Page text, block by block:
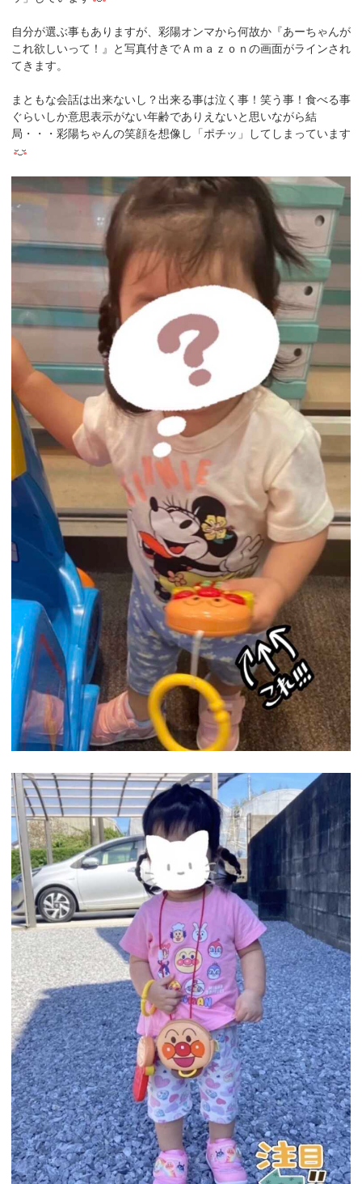
自分が選ぶ事もありますが、彩陽オンマから何故か『あーちゃんが
これ欲しいって！』と写真付きでＡｍａｚｏｎの画面がラインされ
てきます。
まともな会話は出来ないし？出来る事は泣く事！笑う事！食べる事
ぐらいしか意思表示がない年齢でありえないと思いながら結
局・・・彩陽ちゃんの笑顔を想像し「ポチッ」してしまっています